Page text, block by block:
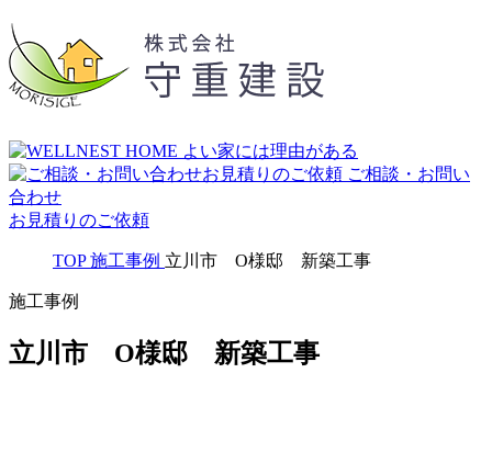
ご相談・お問い
合わせ
お見積りのご依頼
TOP 施工事例 立川市 O様邸 新築工事
施工事例
立川市 O様邸 新築工事